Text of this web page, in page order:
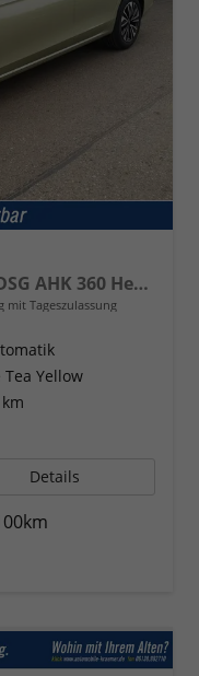
2.0 TDI 142kW 4x4 Selection DSG AHK 360 Head Up
mit Tageszulassung
Tea Yellow
Details